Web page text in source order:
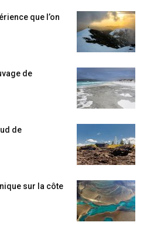
que l’on
de
de
sur la côte